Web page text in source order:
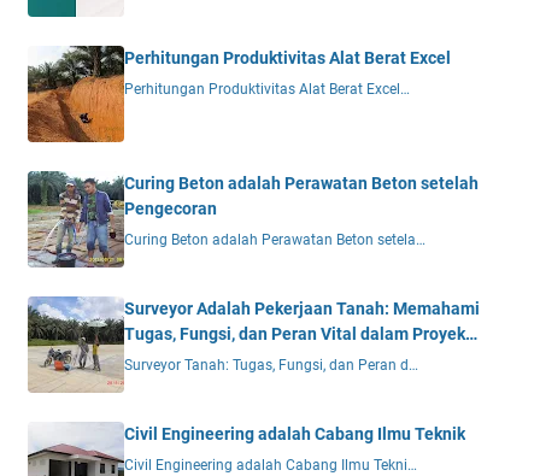
Perhitungan Produktivitas Alat Berat Excel
Perhitungan Produktivitas Alat Berat Excel…
Curing Beton adalah Perawatan Beton setelah
Pengecoran
Curing Beton adalah Perawatan Beton setela…
Surveyor Adalah Pekerjaan Tanah: Memahami
Tugas, Fungsi, dan Peran Vital dalam Proyek
Konstruksi
Surveyor Tanah: Tugas, Fungsi, dan Peran d…
Civil Engineering adalah Cabang Ilmu Teknik
Civil Engineering adalah Cabang Ilmu Tekni…